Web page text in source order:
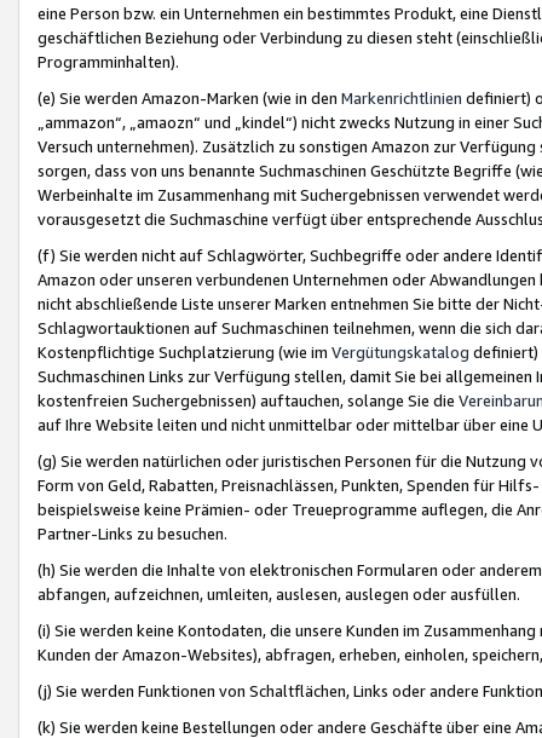
eine Person bzw. ein Unternehmen ein bestimmtes Produkt, eine
geschäftlichen Beziehung oder Verbindung zu diesen steht
Programminhalten).
(e) Sie werden Amazon-Marken (wie in den Markenrichtlinien definiert)
„ammazon“, „amaozn“ und „kindel“) nicht zwecks Nutzung in einer
Versuch unternehmen). Zusätzlich zu sonstigen Amazon zur
sorgen, dass von uns benannte Suchmaschinen Geschützte Begriffe
Werbeinhalte im Zusammenhang mit Suchergebnissen verwendet
vorausgesetzt die Suchmaschine verfügt über entsprechende
(f) Sie werden nicht auf Schlagwörter, Suchbegriffe oder andere
Amazon oder unseren verbundenen Unternehmen oder
nicht abschließende Liste unserer Marken entnehmen Sie bitte der
Schlagwortauktionen auf Suchmaschinen teilnehmen, wenn die sich
Kostenpflichtige Suchplatzierung (wie im Vergütungskatalog definiert)
Suchmaschinen Links zur Verfügung stellen, damit Sie bei
kostenfreien Suchergebnissen) auftauchen, solange Sie die
auf Ihre Website leiten und nicht unmittelbar oder mittelbar über eine
(g) Sie werden natürlichen oder juristischen Personen für die Nutzung
Form von Geld, Rabatten, Preisnachlässen, Punkten, Spenden für
beispielsweise keine Prämien- oder Treueprogramme auflegen, die
Partner-Links zu besuchen.
(h) Sie werden die Inhalte von elektronischen Formularen oder
abfangen, aufzeichnen, umleiten, auslesen, auslegen oder ausfüllen.
(i) Sie werden keine Kontodaten, die unsere Kunden im
Kunden der Amazon-Websites), abfragen, erheben, einholen,
(j) Sie werden Funktionen von Schaltflächen, Links oder andere
(k) Sie werden keine Bestellungen oder andere Geschäfte über eine